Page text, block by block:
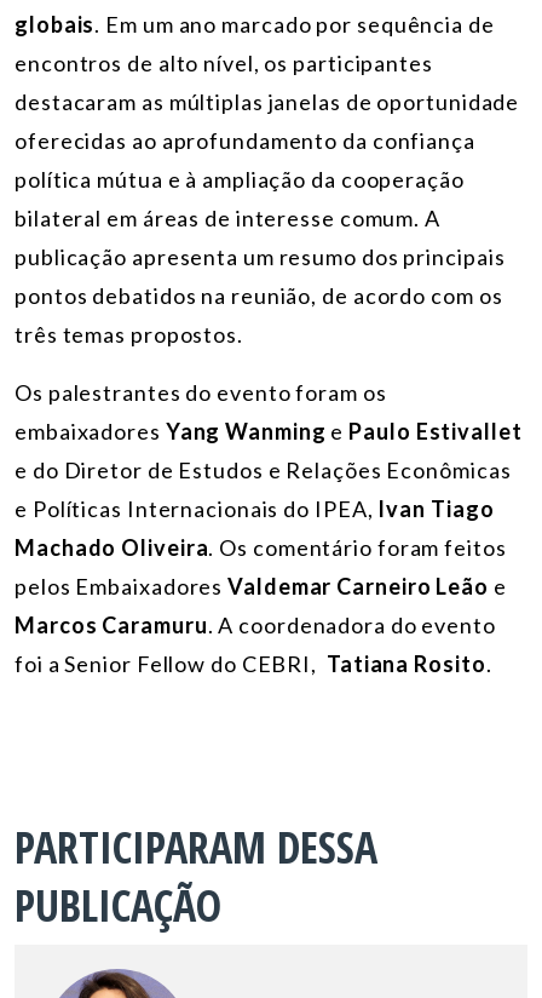
globais. Em um ano marcado por sequência de
encontros de alto nível, os participantes
destacaram as múltiplas janelas de oportunidade
oferecidas ao aprofundamento da confiança
política mútua e à ampliação da cooperação
bilateral em áreas de interesse comum. A
publicação apresenta um resumo dos principais
pontos debatidos na reunião, de acordo com os
três temas propostos.
Os palestrantes do evento foram os
embaixadores Yang Wanming e Paulo Estivallet
e do Diretor de Estudos e Relações Econômicas
e Políticas Internacionais do IPEA, Ivan Tiago
Machado Oliveira. Os comentário foram feitos
pelos EmbaixadoresValdemar Carneiro Leão e
Marcos Caramuru. A coordenadora do evento
foi a Senior Fellow do CEBRI, Tatiana Rosito.
PARTICIPARAM DESSA
PUBLICAÇÃO